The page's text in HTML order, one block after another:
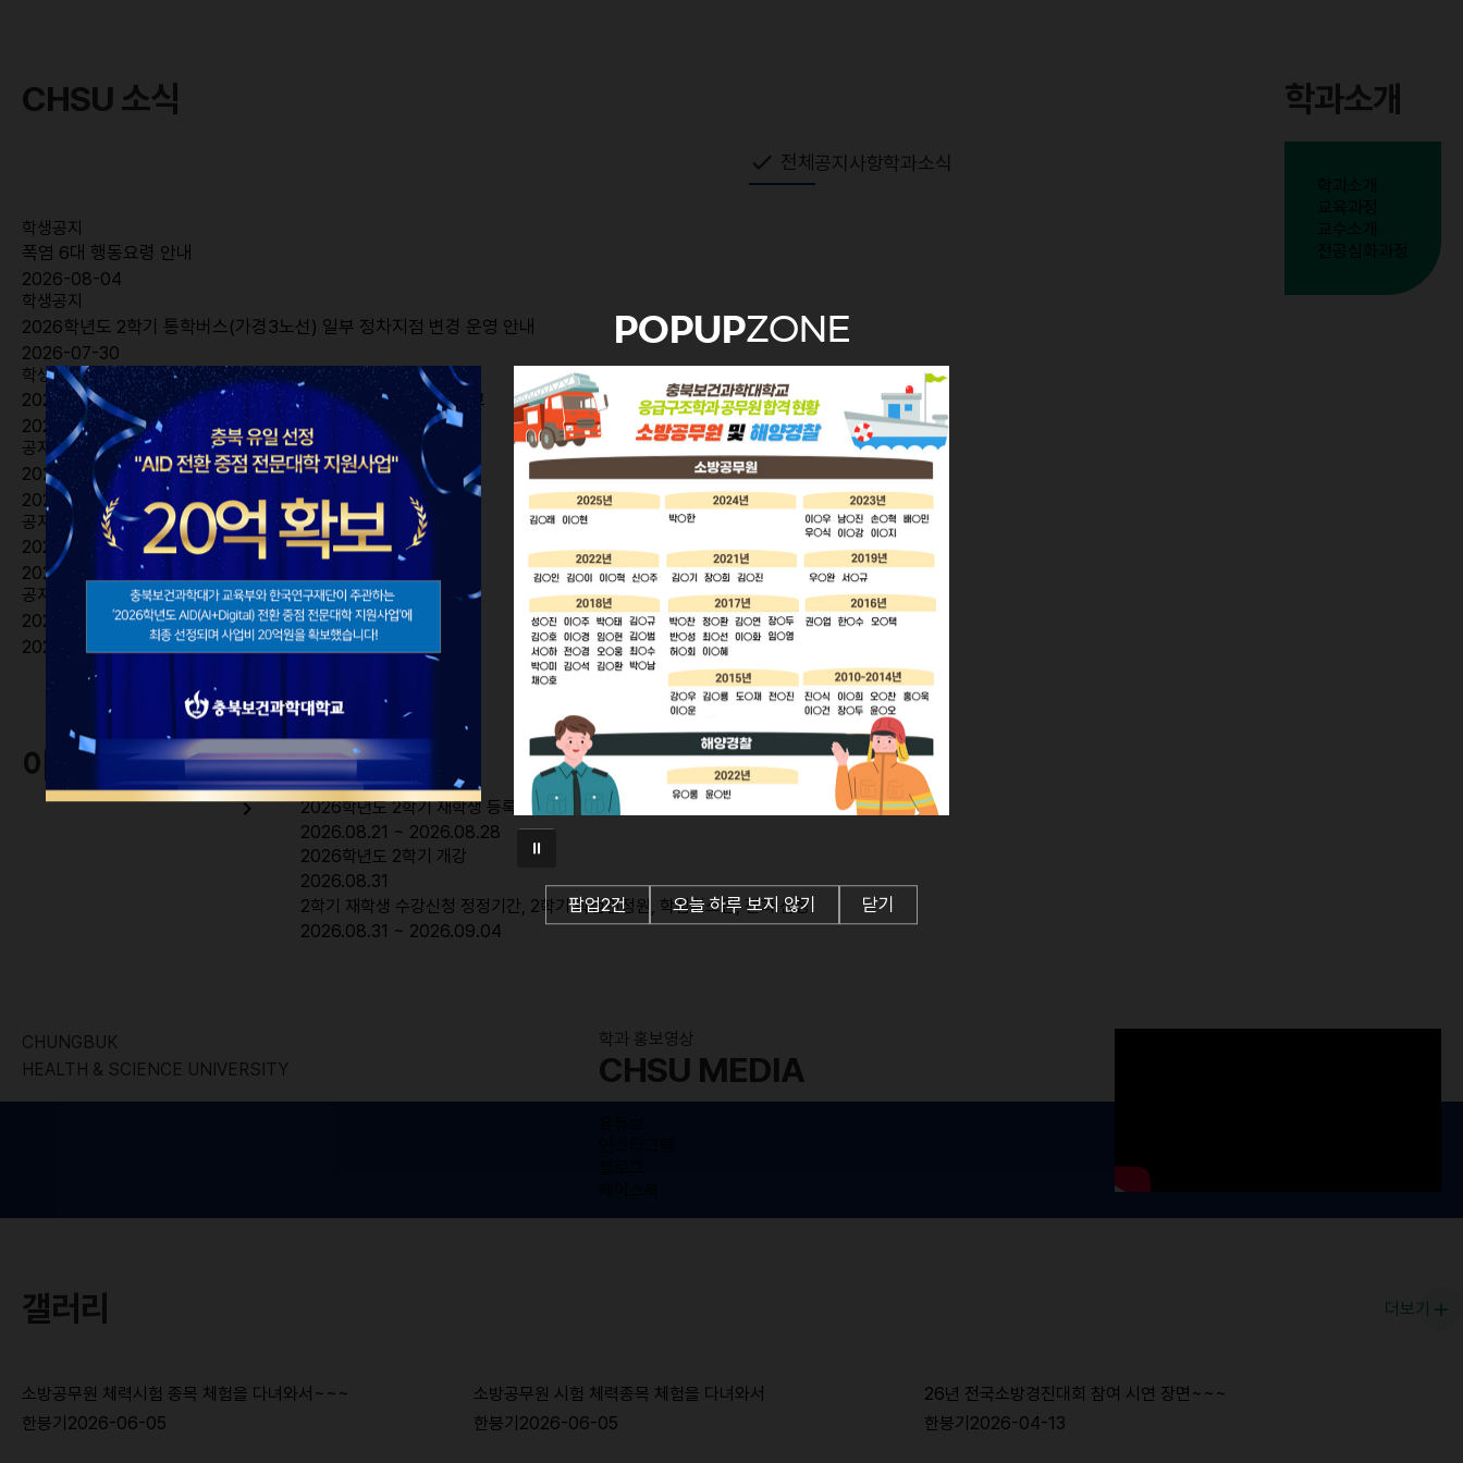
POPUPZONE
팝업2건 오늘 하루 보지 않기 닫기
CHSU 소식
전체 공지사항학과소식
학생공지
폭염 6대 행동요령 안내
2026-08-04
학생공지
2026학년도 2학기 통학버스(가경3노선) 일부 정차지점 변경 운영 안내
2026-07-30
학생공지
2026 대한민국 도시·지역혁신 산업박람회 자원봉사자 모집 공고
2026-07-29
공지
2025학년도 전기 학위수여식 안내
2026-01-29
공지
2026학년도 입학식 및 오리엔테이션 안내
2026-01-23
공지
2025학년도 2학기 전자출결시스템 변경 안내
2025-08-19
학과소개
이달의 학사일정navigate_before
2026.08
navigate_next
2025 후기 학위수여식
2026.08.07
2026학년도 2학기 재학생 등록기간
2026.08.21 ~ 2026.08.28
2026학년도 2학기 개강
2026.08.31
2학기 재학생 수강신청 정정기간, 2학기 학점인정원, 학점취소원, 전과 신청
2026.08.31 ~ 2026.09.04
CHUNGBUK
HEALTH & SCIENCE UNIVERSITY
학과 홍보영상
CHSU MEDIA
갤러리
소방공무원 체력시험 종목 체험을 다녀와서~~~
한붕기 2026-06-05
소방공무원 시험 체력종목 체험을 다녀와서
한붕기 2026-06-05
26년 전국소방경진대회 참여 시연 장면~~~
한붕기 2026-04-13
더보기